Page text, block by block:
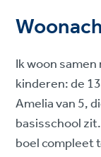
Ik woon
kinderen: de
Amelia van 5,
basisschool
boel compleet